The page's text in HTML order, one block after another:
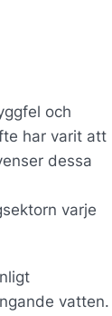
och
har varit att
dessa
varje
vatten.